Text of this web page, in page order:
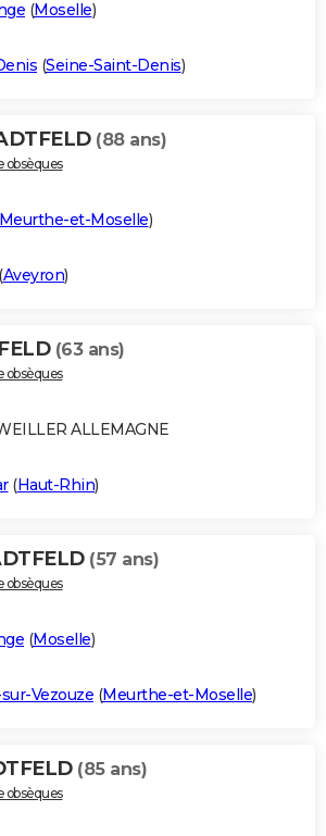
(Moselle)
(Seine-Saint-Denis)
(88 ans)
obsèques
et-Moselle)
(Aveyron)
(63 ans)
obsèques
ALLEMAGNE
(Haut-Rhin)
(57 ans)
obsèques
(Moselle)
Vezouze (Meurthe-et-Moselle)
(85 ans)
obsèques